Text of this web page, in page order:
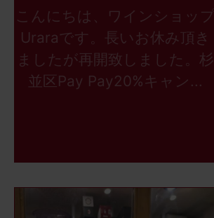
こんにちは、ワインショップ
Uraraです。長いお休み頂き
ましたが再開致しました。杉
並区Pay Pay20%キャン...